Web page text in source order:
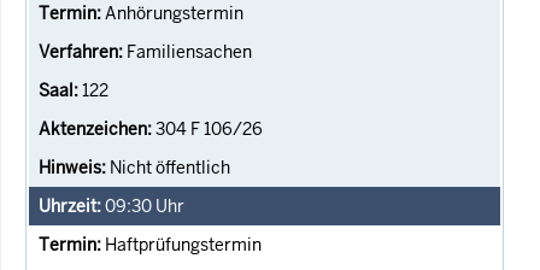
Anhörungstermin
Familiensachen
122
304 F 106/26
Nicht öffentlich
09:30 Uhr
Haftprüfungstermin